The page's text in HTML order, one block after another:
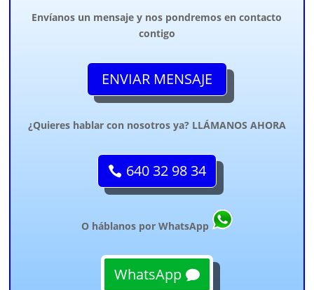
Envíanos un mensaje y nos pondremos en contacto
contigo
ENVIAR MENSAJE
¿Quieres hablar con nosotros ya? LLÁMANOS AHORA
640 32 98 34
O háblanos por WhatsApp
WhatsApp